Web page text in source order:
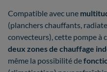
Compatible avec une
(planchers chauffants,
convecteurs), cette pompe à
deux zones de chauffage
même la possibilité de